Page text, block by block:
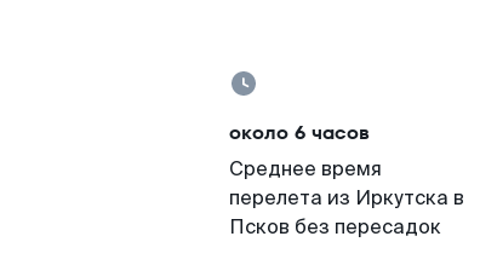
около 6 часов
Среднее время
перелета из Иркутска в
Псков без пересадок